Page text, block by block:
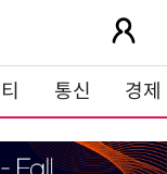
통신 경제